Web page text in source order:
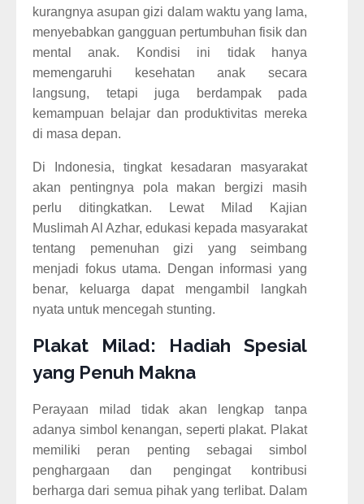
kurangnya asupan gizi dalam waktu yang lama,
menyebabkan gangguan pertumbuhan fisik dan
mental anak. Kondisi ini tidak hanya
memengaruhi kesehatan anak secara
langsung, tetapi juga berdampak pada
kemampuan belajar dan produktivitas mereka
di masa depan.
Di Indonesia, tingkat kesadaran masyarakat
akan pentingnya pola makan bergizi masih
perlu ditingkatkan. Lewat Milad Kajian
Muslimah Al Azhar, edukasi kepada masyarakat
tentang pemenuhan gizi yang seimbang
menjadi fokus utama. Dengan informasi yang
benar, keluarga dapat mengambil langkah
nyata untuk mencegah stunting.
Plakat Milad: Hadiah Spesial
yang Penuh Makna
Perayaan milad tidak akan lengkap tanpa
adanya simbol kenangan, seperti plakat. Plakat
memiliki peran penting sebagai simbol
penghargaan dan pengingat kontribusi
berharga dari semua pihak yang terlibat. Dalam